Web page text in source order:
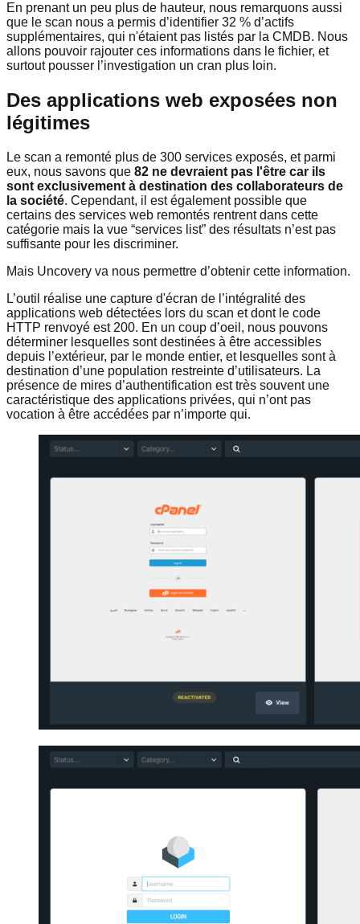
En prenant un peu plus de hauteur, nous remarquons aussi
que le scan nous a permis d’identifier 32 % d’actifs
supplémentaires, qui n'étaient pas listés par la CMDB. Nous
allons pouvoir rajouter ces informations dans le fichier, et
surtout pousser l’investigation un cran plus loin.
Des applications web exposées non
légitimes
Le scan a remonté plus de 300 services exposés, et parmi
eux, nous savons que 82 ne devraient pas l'être car ils
sont exclusivement à destination des collaborateurs de
la société. Cependant, il est également possible que
certains des services web remontés rentrent dans cette
catégorie mais la vue “services list” des résultats n’est pas
suffisante pour les discriminer.
Mais Uncovery va nous permettre d’obtenir cette information.
L’outil réalise une capture d'écran de l’intégralité des
applications web détectées lors du scan et dont le code
HTTP renvoyé est 200. En un coup d’oeil, nous pouvons
déterminer lesquelles sont destinées à être accessibles
depuis l’extérieur, par le monde entier, et lesquelles sont à
destination d’une population restreinte d’utilisateurs. La
présence de mires d’authentification est très souvent une
caractéristique des applications privées, qui n’ont pas
vocation à être accédées par n’importe qui.